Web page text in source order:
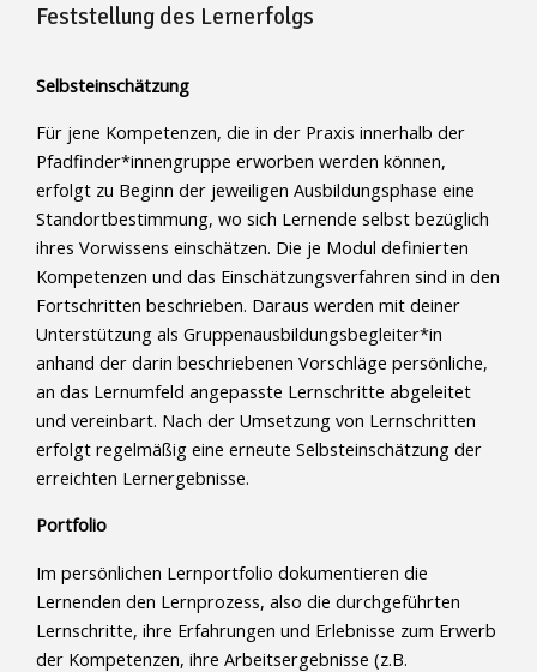
Feststellung des Lernerfolgs
Selbsteinschätzung
Für jene Kompetenzen, die in der Praxis innerhalb der
Pfadfinder*innengruppe erworben werden können,
erfolgt zu Beginn der jeweiligen Ausbildungsphase eine
Standortbestimmung, wo sich Lernende selbst bezüglich
ihres Vorwissens einschätzen. Die je Modul definierten
Kompetenzen und das Einschätzungsverfahren sind in den
Fortschritten beschrieben. Daraus werden mit deiner
Unterstützung als Gruppenausbildungsbegleiter*in
anhand der darin beschriebenen Vorschläge persönliche,
an das Lernumfeld angepasste Lernschritte abgeleitet
und vereinbart. Nach der Umsetzung von Lernschritten
erfolgt regelmäßig eine erneute Selbsteinschätzung der
erreichten Lernergebnisse.
Portfolio
Im persönlichen Lernportfolio dokumentieren die
Lernenden den Lernprozess, also die durchgeführten
Lernschritte, ihre Erfahrungen und Erlebnisse zum Erwerb
der Kompetenzen, ihre Arbeitsergebnisse (z.B.